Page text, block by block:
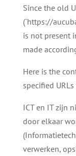
Since the old
(`https://
is not present
made
Here is the
specified
ICT en IT zijn
door elkaar
verwerken,